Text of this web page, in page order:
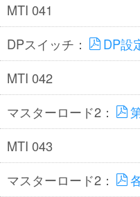
MTI 041
DPスイッチ：
DP設
MTI 042
マスターロード2：
MTI 043
マスターロード2：